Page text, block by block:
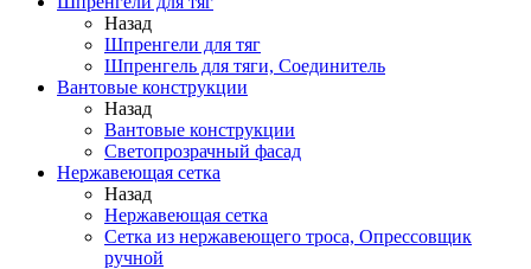
Назад
Шпренгели для тяг
Шпренгель для тяги, Соединитель
Вантовые конструкции
Назад
Вантовые конструкции
Светопрозрачный фасад
Нержавеющая сетка
Назад
Нержавеющая сетка
Сетка из нержавеющего троса, Опрессовщик
ручной